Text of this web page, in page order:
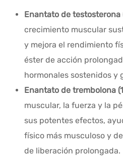
Enantato de
crecimiento muscular
y mejora el rendimiento
éster de acción
hormonales sostenidos y
Enantato de trembolona
muscular, la fuerza y la
sus potentes efectos,
físico más musculoso y
de liberación prolongada.